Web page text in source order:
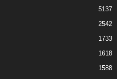
5137
2542
1733
1618
1588